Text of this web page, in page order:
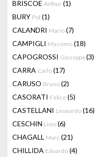
BRISCOE Arthur (1)
BURY Pol (1)
CALANDRI Mario (7)
CAMPIGLI Massimo (18)
CAPOGROSSI Giuseppe(3)
CARRA Carlo (17)
CARUSO Bruno (2)
CASORATI Felice (5)
CASTELLANI Leonardo (16)
CESCHIN Livio (6)
CHAGALL Marc (21)
CHILLIDA Eduardo (4)